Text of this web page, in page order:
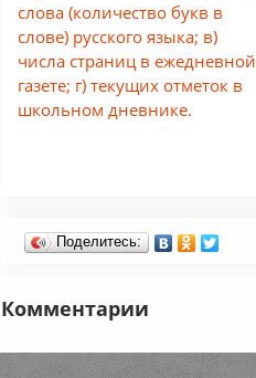
слова (количество букв в
слове) русского языка; в)
числа страниц в ежедневной
газете; г) текущих отметок в
школьном дневнике.
Поделитесь:
Комментарии